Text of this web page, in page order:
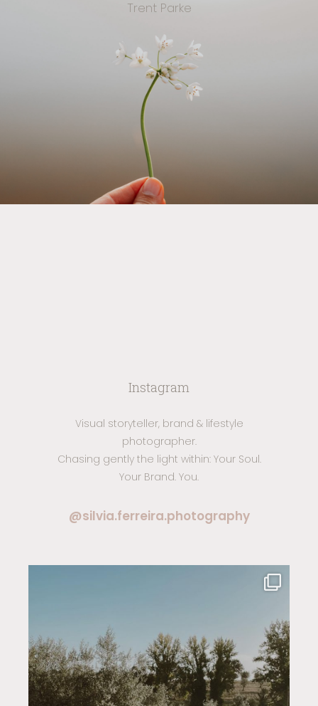
Trent Parke
Instagram
Visual storyteller, brand & lifestyle
photographer.
Chasing gently the light within: Your Soul.
Your Brand. You.
@silvia.ferreira.photography